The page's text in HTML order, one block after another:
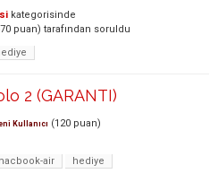
kategorisinde
puan) tarafından soruldu
2 (GARANTI)
Kullanıcı (120 puan)
air
hediye